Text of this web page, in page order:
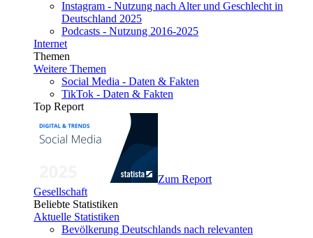
Instagram - Nutzung nach Alter und Geschlecht in
Deutschland 2025
Podcasts - Nutzung 2016-2025
Internet
Themen
Weitere Themen
Social Media - Daten & Fakten
TikTok - Daten & Fakten
Top Report
Zum Report
Gesellschaft
Beliebte Statistiken
Aktuelle Statistiken
Bevölkerung Deutschlands nach relevanten